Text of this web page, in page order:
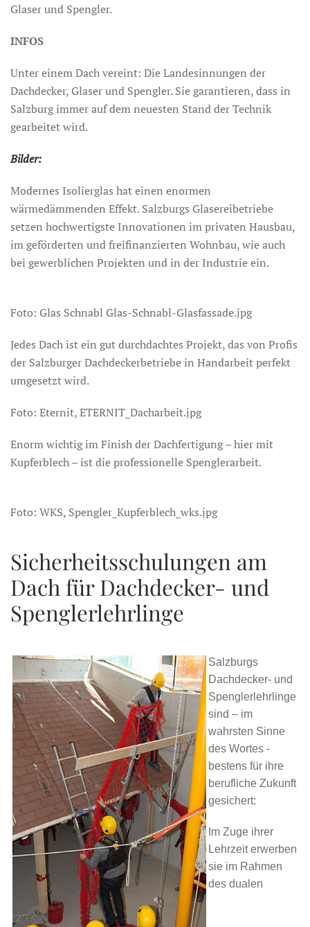
Glaser und Spengler.
INFOS
Unter einem Dach vereint: Die Landesinnungen der
Dachdecker, Glaser und Spengler. Sie garantieren, dass in
Salzburg immer auf dem neuesten Stand der Technik
gearbeitet wird.
Bilder:
Modernes Isolierglas hat einen enormen
wärmedämmenden Effekt. Salzburgs Glasereibetriebe
setzen hochwertigste Innovationen im privaten Hausbau,
im geförderten und freifinanzierten Wohnbau, wie auch
bei gewerblichen Projekten und in der Industrie ein.
Foto: Glas Schnabl Glas-Schnabl-Glasfassade.jpg
Jedes Dach ist ein gut durchdachtes Projekt, das von Profis
der Salzburger Dachdeckerbetriebe in Handarbeit perfekt
umgesetzt wird.
Foto: Eternit, ETERNIT_Dacharbeit.jpg
Enorm wichtig im Finish der Dachfertigung – hier mit
Kupferblech – ist die professionelle Spenglerarbeit.
Foto: WKS, Spengler_Kupferblech_wks.jpg
Sicherheitsschulungen am
Dach für Dachdecker- und
Spenglerlehrlinge
Salzburgs
Dachdecker- und
Spenglerlehrlinge
sind – im
wahrsten Sinne
des Wortes -
bestens für ihre
berufliche Zukunft
gesichert:
Im Zuge ihrer
Lehrzeit erwerben
sie im Rahmen
des dualen